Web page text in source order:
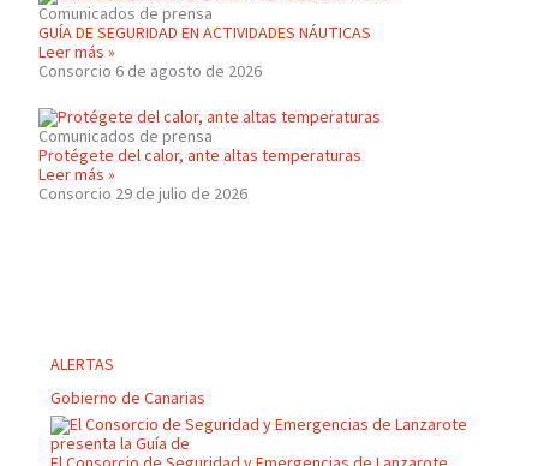
Comunicados de prensa
GUÍA DE SEGURIDAD EN ACTIVIDADES NÁUTICAS
Leer más »
Consorcio 6 de agosto de 2026
Comunicados de prensa
Protégete del calor, ante altas temperaturas
Leer más »
Consorcio 29 de julio de 2026
ALERTAS
Gobierno de Canarias